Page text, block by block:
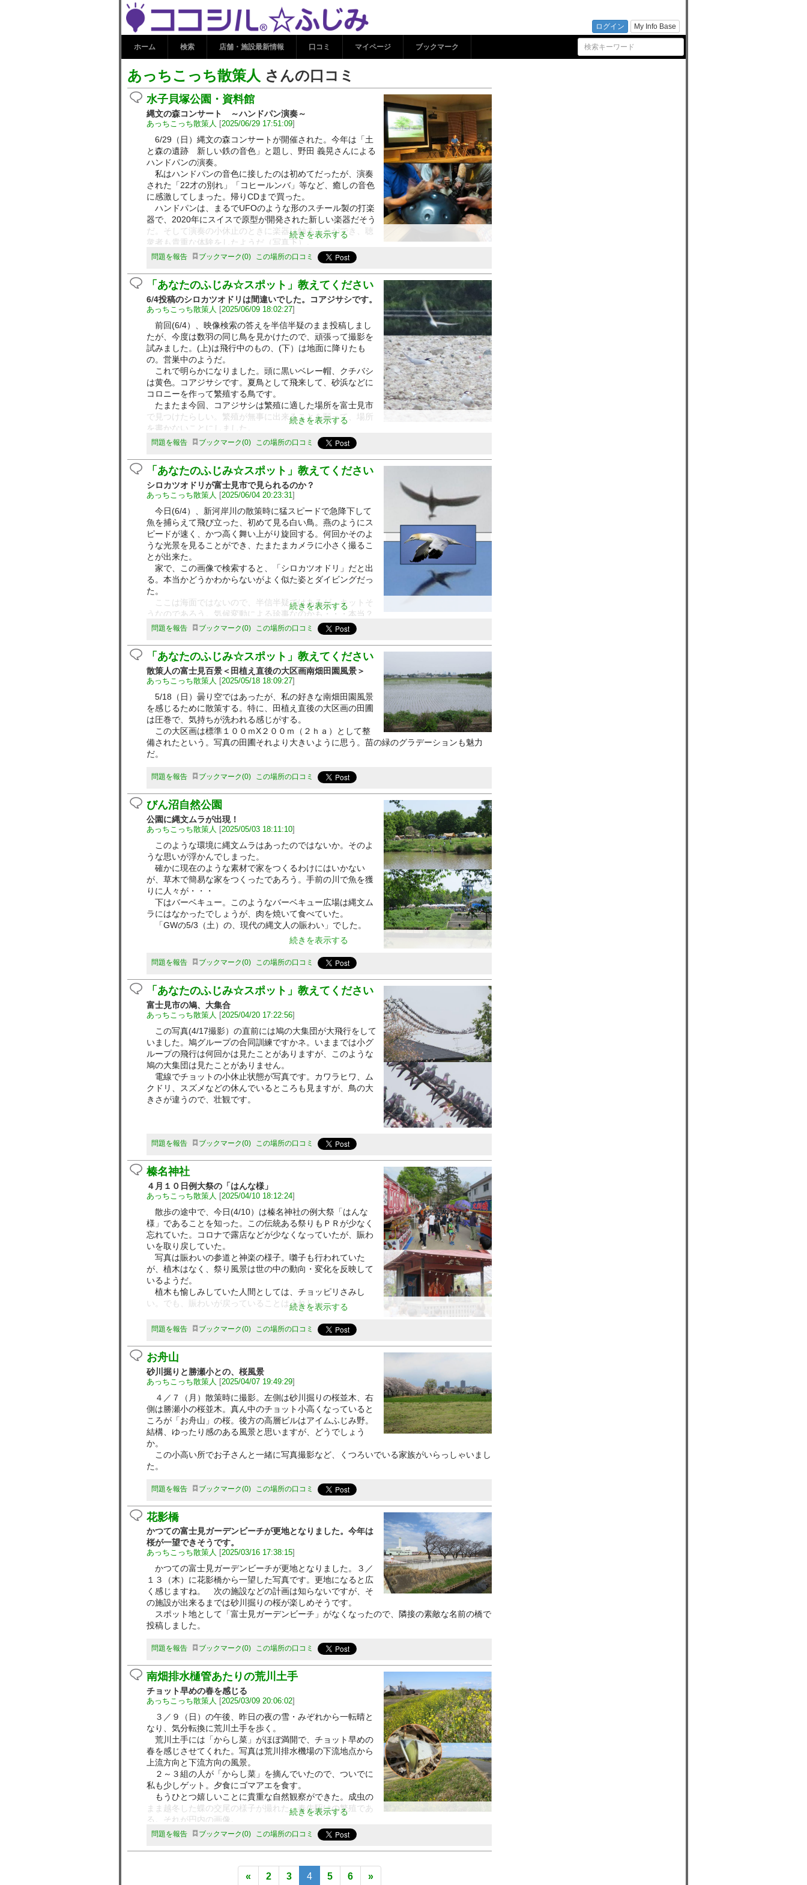
ログイン My Info Base
あっちこっち散策人 さんの口コミ | ココシル
☆ふじみ
ホーム 検索 店舗・施設最新情報 口コミ マイページ ブックマーク
あっちこっち散策人 さんの口コミ
水子貝塚公園・資料館
縄文の森コンサート ～ハンドパン演奏～
あっちこっち散策人 [2025/06/29 17:51:09]
6/29（日）縄文の森コンサートが開催された。今年は「土
と森の遺跡 新しい鉄の音色」と題し、野田 義晃さんによる
ハンドパンの演奏。
私はハンドパンの音色に接したのは初めてだったが、演奏
された「22才の別れ」「コヒールンバ」等など、癒しの音色
に感激してしまった。帰りCDまで買った。
ハンドパンは、まるでUFOのような形のスチール製の打楽
器で、2020年にスイスで原型が開発された新しい楽器だそう
だ。そして演奏の小休止のときに楽器に触ることができ、聴
衆者も貴重な体験をしたようだ（写真下）。
いつも感じるが、この展示館は打楽器と非常に相性がよい。
続きを表示する
問題を報告 ブックマーク 0 この場所の口コミ
「あなたのふじみ☆スポット」教えてください
6/4投稿のシロカツオドリは間違いでした。コアジサシです。
あっちこっち散策人 [2025/06/09 18:02:27]
前回(6/4）、映像検索の答えを半信半疑のまま投稿しまし
たが、今度は数羽の同じ鳥を見かけたので、頑張って撮影を
試みました。(上)は飛行中のもの、(下）は地面に降りたも
の。営巣中のようだ。
これで明らかになりました。頭に黒いベレー帽、クチバシ
は黄色。コアジサシです。夏鳥として飛来して、砂浜などに
コロニーを作って繁殖する鳥です。
たまたま今回、コアジサシは繁殖に適した場所を富士見市
で見つけたらしい。繁殖が無事に出来ることを願って、場所
を書かないことにしました。
続きを表示する
問題を報告 ブックマーク 0 この場所の口コミ
「あなたのふじみ☆スポット」教えてください
シロカツオドリが富士見市で見られるのか？
あっちこっち散策人 [2025/06/04 20:23:31]
今日(6/4）、新河岸川の散策時に猛スピードで急降下して
魚を捕らえて飛び立った、初めて見る白い鳥。燕のようにス
ピードが速く、かつ高く舞い上がり旋回する。何回かそのよ
うな光景を見ることができ、たまたまカメラに小さく撮るこ
とが出来た。
家で、この画像で検索すると、「シロカツオドリ」だと出
る。本当かどうかわからないがよく似た姿とダイビングだっ
た。
ここは海面ではないので、半信半疑ではあるが、キットそ
うなのであろう。気候変動による珍事なのかも・・・本当？
上は魚をゲットした拡大図、下は飛行中の拡大図。中はウィキペヂアの画像参照、実際に
見たイメージは翼の黒部分は認識できていないが、全体が白く見えた。
⇐6/9 間違いでした。ゴメンナサイ。コアジサシです。続けて投稿しました。
続きを表示する
問題を報告 ブックマーク 0 この場所の口コミ
「あなたのふじみ☆スポット」教えてください
散策人の富士見百景＜田植え直後の大区画南畑田園風景＞
あっちこっち散策人 [2025/05/18 18:09:27]
5/18（日）曇り空ではあったが、私の好きな南畑田園風景
を感じるために散策する。特に、田植え直後の大区画の田圃
は圧巻で、気持ちが洗われる感じがする。
この大区画は標準１００ｍX２００ｍ（２ｈａ）として整
備されたという。写真の田圃それより大きいように思う。苗の緑のグラデーションも魅力
だ。
問題を報告 ブックマーク 0 この場所の口コミ
びん沼自然公園
公園に縄文ムラが出現！
あっちこっち散策人 [2025/05/03 18:11:10]
このような環境に縄文ムラはあったのではないか。そのよ
うな思いが浮かんでしまった。
確かに現在のような素材で家をつくるわけにはいかない
が、草木で簡易な家をつくったであろう。手前の川で魚を獲
りに人々が・・・
下はバーベキュー。このようなバーベキュー広場は縄文ム
ラにはなかったでしょうが、肉を焼いて食べていた。
「GWの5/3（土）の、現代の縄文人の賑わい」でした。
続きを表示する
問題を報告 ブックマーク 0 この場所の口コミ
「あなたのふじみ☆スポット」教えてください
富士見市の鳩、大集合
あっちこっち散策人 [2025/04/20 17:22:56]
この写真(4/17撮影）の直前には鳩の大集団が大飛行をして
いました。鳩グループの合同訓練ですかネ。いままでは小グ
ループの飛行は何回かは見たことがありますが、このような
鳩の大集団は見たことがありません。
電線でチョットの小休止状態が写真です。カワラヒワ、ム
クドリ、スズメなどの休んでいるところも見ますが、鳥の大
きさが違うので、壮観です。
問題を報告 ブックマーク 0 この場所の口コミ
榛名神社
４月１０日例大祭の「はんな様」
あっちこっち散策人 [2025/04/10 18:12:24]
散歩の途中で、今日(4/10）は榛名神社の例大祭「はんな
様」であることを知った。この伝統ある祭りもＰＲが少なく
忘れていた。コロナで露店などが少なくなっていたが、賑わ
いを取り戻していた。
写真は賑わいの参道と神楽の様子。囃子も行われていた
が、植木はなく、祭り風景は世の中の動向・変化を反映して
いるようだ。
植木も愉しみしていた人間としては、チョッピリさみし
い。でも、賑わいが戻っていることはうれしい。
続きを表示する
問題を報告 ブックマーク 0 この場所の口コミ
お舟山
砂川掘りと勝瀬小との、桜風景
あっちこっち散策人 [2025/04/07 19:49:29]
４／７（月）散策時に撮影。左側は砂川掘りの桜並木、右
側は勝瀬小の桜並木。真ん中のチョット小高くなっていると
ころが「お舟山」の桜。後方の高層ビルはアイムふじみ野。
結構、ゆったり感のある風景と思いますが、どうでしょう
か。
この小高い所でお子さんと一緒に写真撮影など、くつろいでいる家族がいらっしゃいまし
た。
問題を報告 ブックマーク 0 この場所の口コミ
花影橋
かつての富士見ガーデンビーチが更地となりました。今年は
桜が一望できそうです。
あっちこっち散策人 [2025/03/16 17:38:15]
かつての富士見ガーデンビーチが更地となりました。３／
１３（木）に花影橋から一望した写真です。更地になると広
く感じますね。 次の施設などの計画は知らないですが、そ
の施設が出来るまでは砂川掘りの桜が楽しめそうです。
スポット地として「富士見ガーデンビーチ」がなくなったので、隣接の素敵な名前の橋で
投稿しました。
問題を報告 ブックマーク 0 この場所の口コミ
南畑排水樋管あたりの荒川土手
チョット早めの春を感じる
あっちこっち散策人 [2025/03/09 20:06:02]
３／９（日）の午後、昨日の夜の雪・みぞれから一転晴と
なり、気分転換に荒川土手を歩く。
荒川土手には「からし菜」がほぼ満開で、チョット早めの
春を感じさせてくれた。写真は荒川排水機場の下流地点から
上流方向と下流方向の風景。
２～３組の人が「からし菜」を摘んでいたので、ついでに
私も少しゲット。夕食にゴマアエを食す。
もうひとつ嬉しいことに貴重な自然観察ができた。成虫の
まま越冬した蝶の交尾の様子が撮れた。春先駆けの繁殖であ
る。それが円内の画像。
追記３/16 成虫のまま越冬する蝶はいるようですが、写真のモンシロチョウは蛹で越冬
するそうです。チョット前の暖かい時に羽化したということのようです。ごめんなさい。
続きを表示する
問題を報告 ブックマーク 0 この場所の口コミ
« 2 3 4 5 6 »